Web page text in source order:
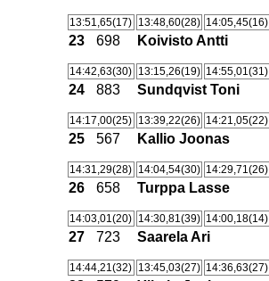
13:51,65(17) 13:48,60(28) 14:05,45(16)
23 698 Koivisto Antti
14:42,63(30) 13:15,26(19) 14:55,01(31)
24 883 Sundqvist Toni
14:17,00(25) 13:39,22(26) 14:21,05(22)
25 567 Kallio Joonas
14:31,29(28) 14:04,54(30) 14:29,71(26)
26 658 Turppa Lasse
14:03,01(20) 14:30,81(39) 14:00,18(14)
27 723 Saarela Ari
14:44,21(32) 13:45,03(27) 14:36,63(27)